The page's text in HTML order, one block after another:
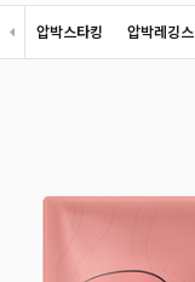
압박스타킹 압박레깅스